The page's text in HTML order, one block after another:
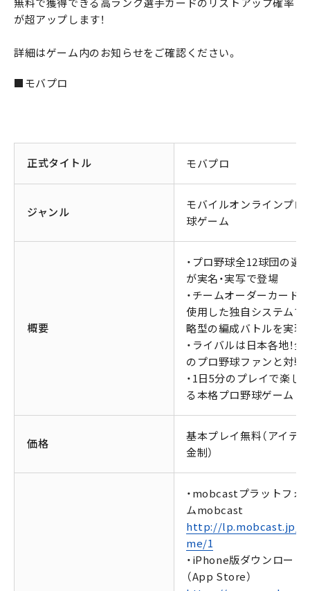
が超アップします！
詳細はゲーム内のお知らせをご確認ください。
■モバプロ
正式タイトル モバプロ
ジャンル
モバイルオンラインプロ
球ゲーム
概要
・プロ野球全12球団の選
が実名・実写で登場
・チームオーダーカード
使用した独自システムで
略型の編成バトルを実現
・ライバルは日本各地！全
のプロ野球ファンと対戦
・1日5分のプレイで楽し
る本格プロ野球ゲーム
価格
基本プレイ無料（アイテ
金制）
・mobcastプラットフォ
ムmobcast
http://lp.mobcast.jp/
me/1
・iPhone版ダウンロード
（App Store）